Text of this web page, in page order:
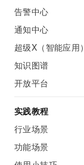
告警中心
通知中心
超级X（智能应用）
知识图谱
开放平台
实践教程
行业场景
功能场景